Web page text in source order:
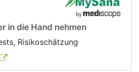
in die Hand nehmen
Risikoschätzung